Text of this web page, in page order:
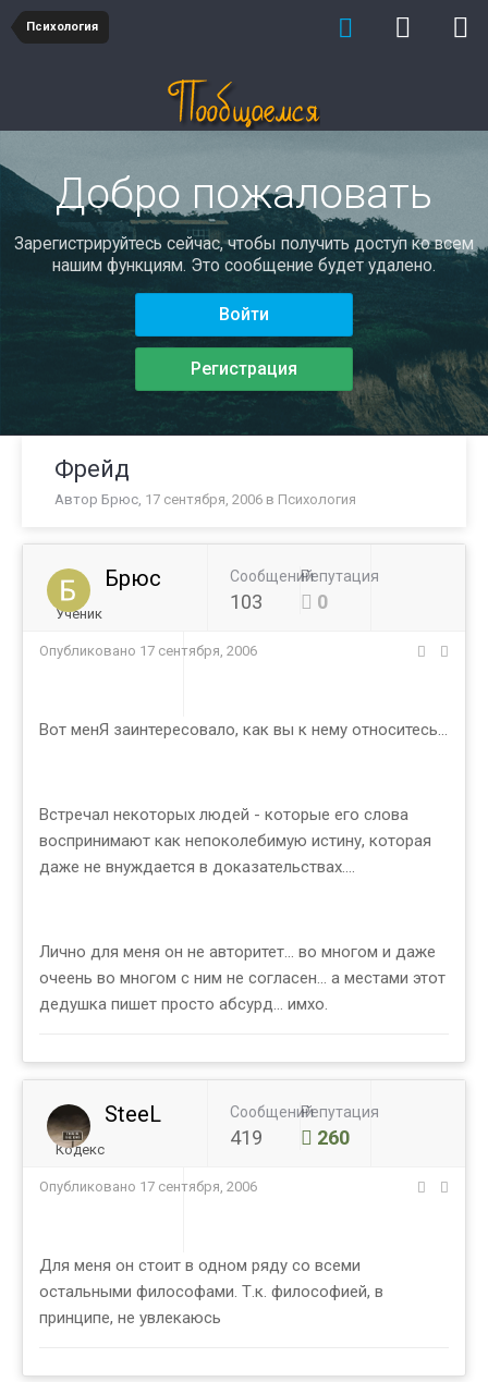
Психология
Добро пожаловать
Зарегистрируйтесь сейчас, чтобы получить доступ ко всем
нашим функциям. Это сообщение будет удалено.
Войти
Регистрация
Фрейд
Автор Брюс, 17 сентября, 2006 в Психология
Брюс
Ученик
Сообщений
103
Репутация
0
Опубликовано 17 сентября, 2006
Вот менЯ заинтересовало, как вы к нему относитесь...
Встречал некоторых людей - которые его слова
воспринимают как непоколебимую истину, которая
даже не внуждается в доказательствах....
Лично для меня он не авторитет... во многом и даже
очеень во многом с ним не согласен... а местами этот
дедушка пишет просто абсурд... имхо.
SteeL
Кодекс
Сообщений
419
Репутация
260
Опубликовано 17 сентября, 2006
Для меня он стоит в одном ряду со всеми
остальными философами. Т.к. философией, в
принципе, не увлекаюсь